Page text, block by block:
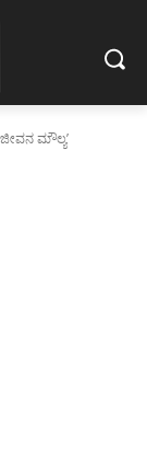
ಜೀವನ ಮೌಲ್ಯ’